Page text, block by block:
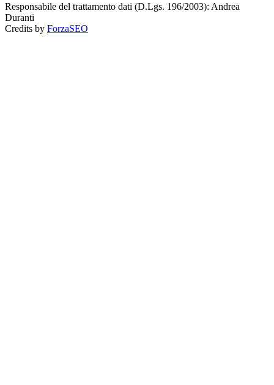
Responsabile del trattamento dati (D.Lgs. 196/2003): Andrea
Duranti
Credits by ForzaSEO